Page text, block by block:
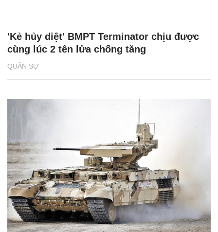
QUÂN SỰ
'Kẻ hủy diệt' BMPT Terminator chịu được
cùng lúc 2 tên lửa chống tăng